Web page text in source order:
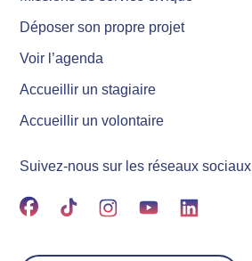
Déposer son propre projet
Voir l’agenda
Accueillir un stagiaire
Accueillir un volontaire
Suivez-nous sur les réseaux sociaux